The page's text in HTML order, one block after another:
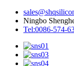
Ningbo
Tel:0086-574-